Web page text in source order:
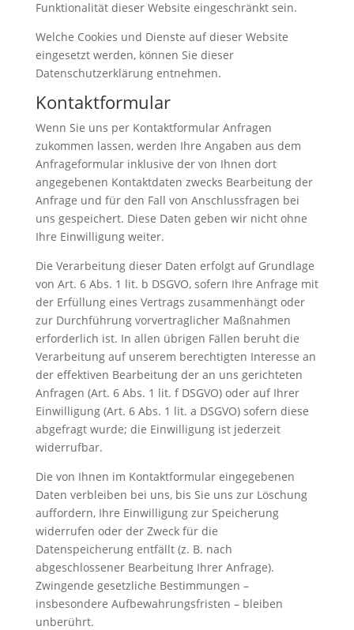
Funktionalität dieser Website eingeschränkt sein.
Welche Cookies und Dienste auf dieser Website
eingesetzt werden, können Sie dieser
Datenschutzerklärung entnehmen.
Kontaktformular
Wenn Sie uns per Kontaktformular Anfragen
zukommen lassen, werden Ihre Angaben aus dem
Anfrageformular inklusive der von Ihnen dort
angegebenen Kontaktdaten zwecks Bearbeitung der
Anfrage und für den Fall von Anschlussfragen bei
uns gespeichert. Diese Daten geben wir nicht ohne
Ihre Einwilligung weiter.
Die Verarbeitung dieser Daten erfolgt auf Grundlage
von Art. 6 Abs. 1 lit. b DSGVO, sofern Ihre Anfrage mit
der Erfüllung eines Vertrags zusammenhängt oder
zur Durchführung vorvertraglicher Maßnahmen
erforderlich ist. In allen übrigen Fällen beruht die
Verarbeitung auf unserem berechtigten Interesse an
der effektiven Bearbeitung der an uns gerichteten
Anfragen (Art. 6 Abs. 1 lit. f DSGVO) oder auf Ihrer
Einwilligung (Art. 6 Abs. 1 lit. a DSGVO) sofern diese
abgefragt wurde; die Einwilligung ist jederzeit
widerrufbar.
Die von Ihnen im Kontaktformular eingegebenen
Daten verbleiben bei uns, bis Sie uns zur Löschung
auffordern, Ihre Einwilligung zur Speicherung
widerrufen oder der Zweck für die
Datenspeicherung entfällt (z. B. nach
abgeschlossener Bearbeitung Ihrer Anfrage).
Zwingende gesetzliche Bestimmungen –
insbesondere Aufbewahrungsfristen – bleiben
unberührt.